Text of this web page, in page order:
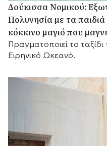
Δούκισσα Νομικού:
Πολυνησία με τα
κόκκινο μαγιό που
Πραγματοποιεί το
Ειρηνικό Ωκεανό.